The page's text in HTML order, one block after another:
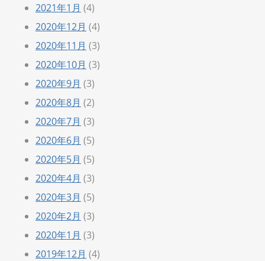
2021年1月 (4)
2020年12月 (4)
2020年11月 (3)
2020年10月 (3)
2020年9月 (3)
2020年8月 (2)
2020年7月 (3)
2020年6月 (5)
2020年5月 (5)
2020年4月 (3)
2020年3月 (5)
2020年2月 (3)
2020年1月 (3)
2019年12月 (4)